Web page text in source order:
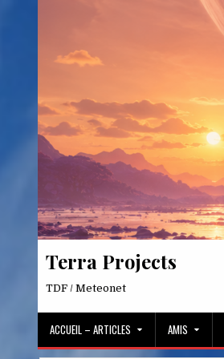
Terra Projects
TDF / Meteonet
ACCUEIL – ARTICLES AMIS